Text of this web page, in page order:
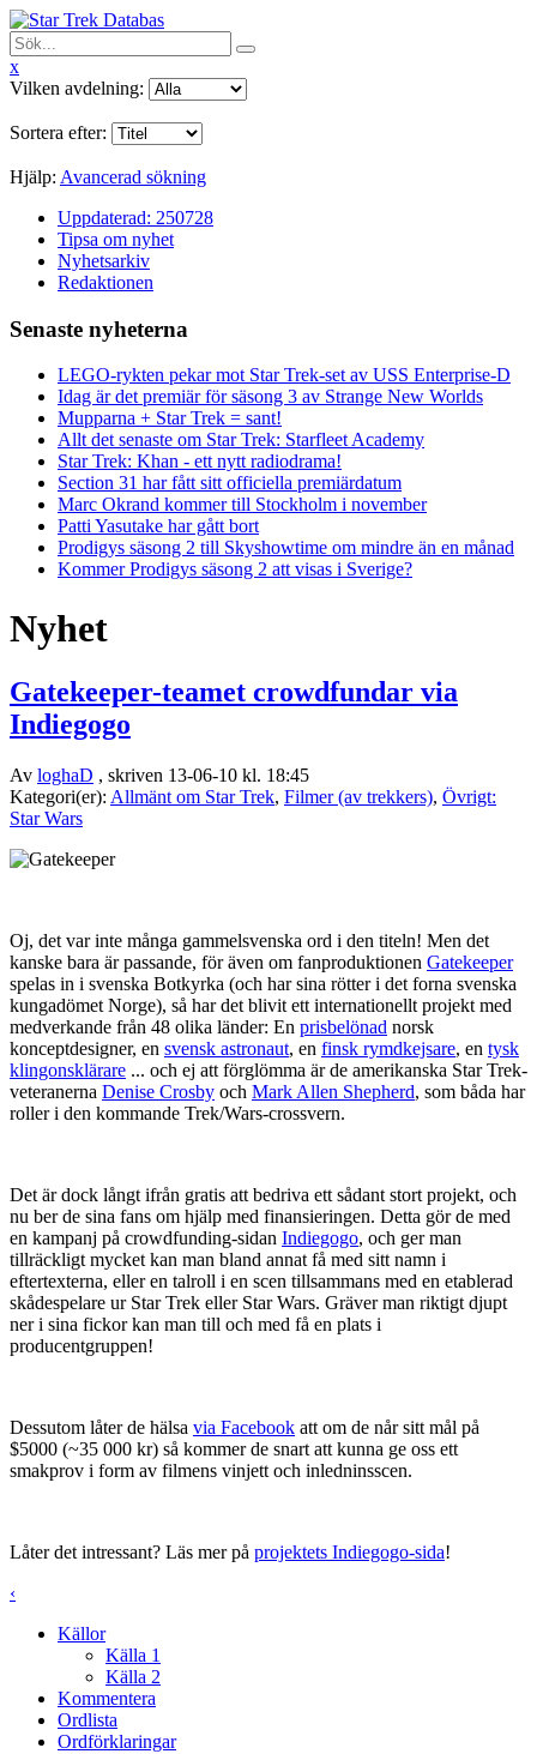
x
Vilken avdelning:
Sortera efter:
Hjälp: Avancerad sökning
Uppdaterad: 250728
Tipsa om nyhet
Nyhetsarkiv
Redaktionen
Senaste nyheterna
LEGO-rykten pekar mot Star Trek-set av USS Enterprise-D
Idag är det premiär för säsong 3 av Strange New Worlds
Mupparna + Star Trek = sant!
Allt det senaste om Star Trek: Starfleet Academy
Star Trek: Khan - ett nytt radiodrama!
Section 31 har fått sitt officiella premiärdatum
Marc Okrand kommer till Stockholm i november
Patti Yasutake har gått bort
Prodigys säsong 2 till Skyshowtime om mindre än en månad
Kommer Prodigys säsong 2 att visas i Sverige?
Nyhet
Gatekeeper-teamet crowdfundar via
Indiegogo
Av loghaD , skriven 13-06-10 kl. 18:45
Kategori(er): Allmänt om Star Trek, Filmer (av trekkers), Övrigt:
Star Wars
Oj, det var inte många gammelsvenska ord i den titeln! Men det
kanske bara är passande, för även om fanproduktionen Gatekeeper
spelas in i svenska Botkyrka (och har sina rötter i det forna svenska
kungadömet Norge), så har det blivit ett internationellt projekt med
medverkande från 48 olika länder: En prisbelönad norsk
konceptdesigner, en svensk astronaut, en finsk rymdkejsare, en tysk
klingonsklärare ... och ej att förglömma är de amerikanska Star Trek-
veteranerna Denise Crosby och Mark Allen Shepherd, som båda har
roller i den kommande Trek/Wars-crossvern.
Det är dock långt ifrån gratis att bedriva ett sådant stort projekt, och
nu ber de sina fans om hjälp med finansieringen. Detta gör de med
en kampanj på crowdfunding-sidan Indiegogo, och ger man
tillräckligt mycket kan man bland annat få med sitt namn i
eftertexterna, eller en talroll i en scen tillsammans med en etablerad
skådespelare ur Star Trek eller Star Wars. Gräver man riktigt djupt
ner i sina fickor kan man till och med få en plats i
producentgruppen!
Dessutom låter de hälsa via Facebook att om de når sitt mål på
$5000 (~35 000 kr) så kommer de snart att kunna ge oss ett
smakprov i form av filmens vinjett och inledninsscen.
Låter det intressant? Läs mer på projektets Indiegogo-sida!
‹
Källor
Källa 1
Källa 2
Kommentera
Ordlista
Ordförklaringar